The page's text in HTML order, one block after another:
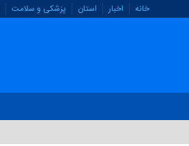
خانه اخبار استان پزشکی و سلامت